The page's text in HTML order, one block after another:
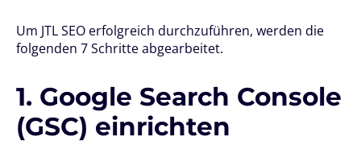
Um JTL SEO erfolgreich durchzuführen, werden die
folgenden 7 Schritte abgearbeitet.
1. Google Search Console
(GSC) einrichten